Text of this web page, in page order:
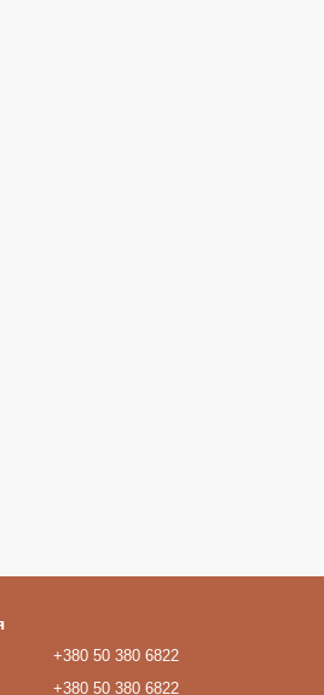
+380 50 380 6822
+380 50 380 6822